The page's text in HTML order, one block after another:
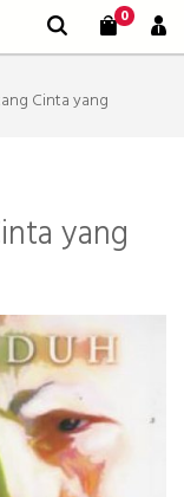
0
Cinta yang
yang